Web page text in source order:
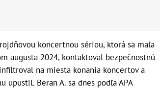
koncertnou sériou, ktorá sa mala
augusta 2024, kontaktoval bezpečnostnú
na miesta konania koncertov a
Beran A. sa dnes podľa APA